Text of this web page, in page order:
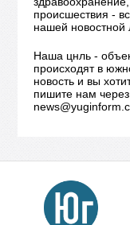
происшествия -
нашей новостной
Наша цнль -
происходят в
новость и вы
пишите нам